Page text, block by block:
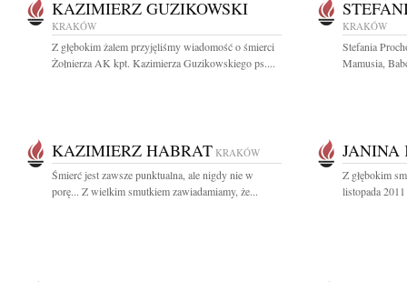
KAZIMIERZ GUZIKOWSKI
KRAKÓW
Z głębokim żalem przyjęliśmy wiadomość o śmierci
Żołnierza AK kpt. Kazimierza Guzikowskiego ps....
KRAKÓW
Stefania
Mamusia,
KAZIMIERZ HABRAT KRAKÓW
Śmierć jest zawsze punktualna, ale nigdy nie w
porę... Z wielkim smutkiem zawiadamiamy, że...
JANINA
Z głębokim
listopada